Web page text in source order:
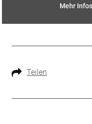
Mehr
Teilen